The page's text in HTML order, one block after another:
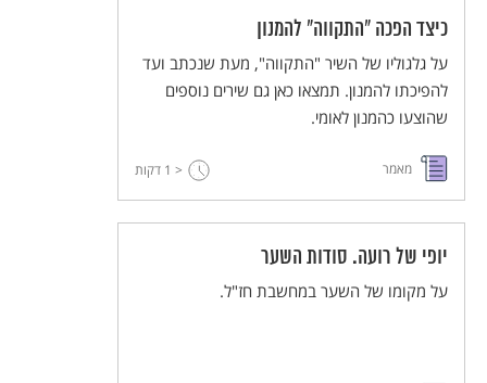
כיצד הפכה "התקווה" להמנון
על גלגוליו של השיר "התקווה", מעת שנכתב ועד
להפיכתו להמנון. תמצאו כאן גם שירים נוספים
שהוצעו כהמנון לאומי.
מאמר < 1 דקות
יופי של רועה. סודות השער
על מקומו של השער במחשבת חז"ל.